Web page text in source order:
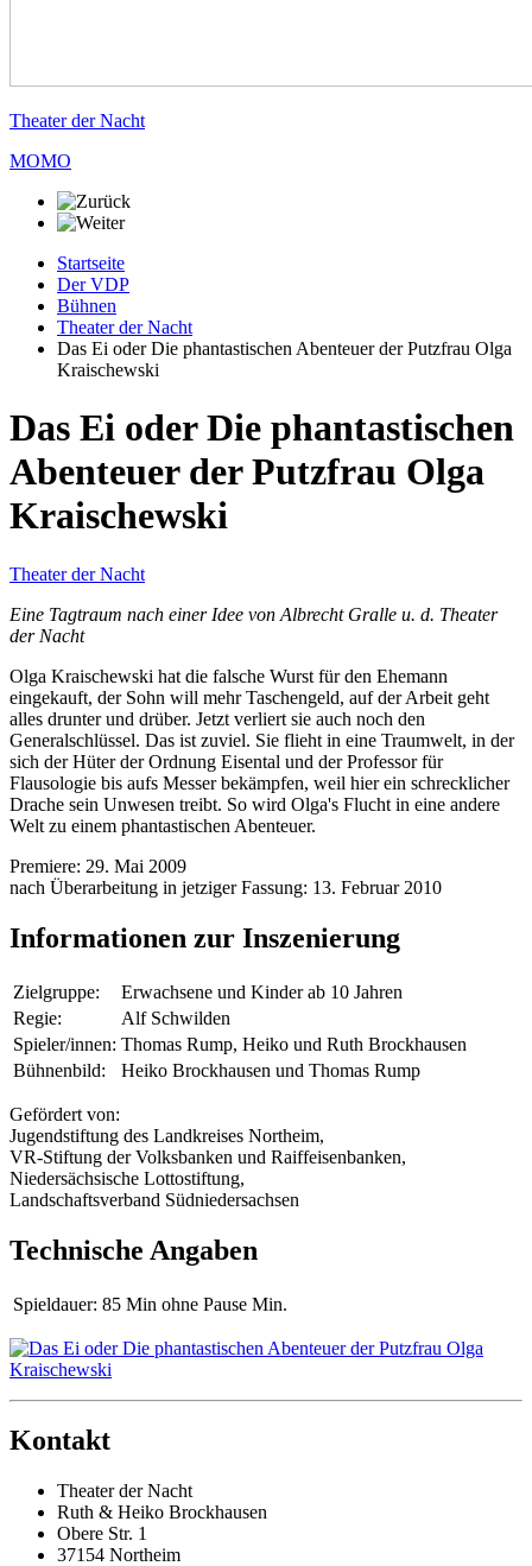
Theater der Nacht
MOMO
Startseite
Der VDP
Bühnen
Theater der Nacht
Das Ei oder Die phantastischen Abenteuer der Putzfrau Olga
Kraischewski
Das Ei oder Die phantastischen
Abenteuer der Putzfrau Olga
Kraischewski
Theater der Nacht
Eine Tagtraum nach einer Idee von Albrecht Gralle u. d. Theater
der Nacht
Olga Kraischewski hat die falsche Wurst für den Ehemann
eingekauft, der Sohn will mehr Taschengeld, auf der Arbeit geht
alles drunter und drüber. Jetzt verliert sie auch noch den
Generalschlüssel. Das ist zuviel. Sie flieht in eine Traumwelt, in der
sich der Hüter der Ordnung Eisental und der Professor für
Flausologie bis aufs Messer bekämpfen, weil hier ein schrecklicher
Drache sein Unwesen treibt. So wird Olga's Flucht in eine andere
Welt zu einem phantastischen Abenteuer.
Premiere: 29. Mai 2009
nach Überarbeitung in jetziger Fassung: 13. Februar 2010
Informationen zur Inszenierung
Zielgruppe:
Erwachsene und Kinder ab 10 Jahren
Regie:
Alf Schwilden
Spieler/innen: Thomas Rump, Heiko und Ruth Brockhausen
Bühnenbild:
Heiko Brockhausen und Thomas Rump
Gefördert von:
Jugendstiftung des Landkreises Northeim,
VR-Stiftung der Volksbanken und Raiffeisenbanken,
Niedersächsische Lottostiftung,
Landschaftsverband Südniedersachsen
Technische Angaben
Spieldauer: 85 Min ohne Pause Min.
Kontakt
Theater der Nacht
Ruth & Heiko Brockhausen
Obere Str. 1
37154 Northeim